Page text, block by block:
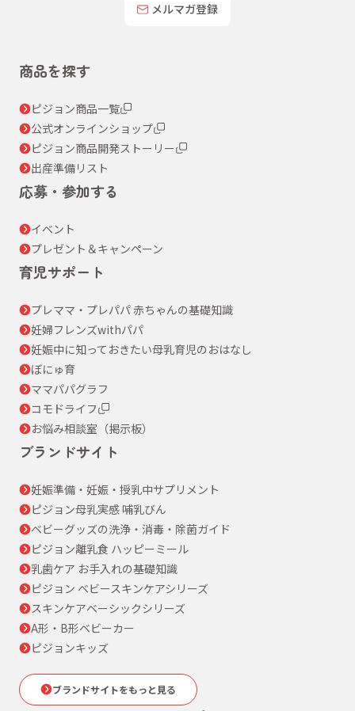
メルマガ登録
商品を探す
ピジョン商品一覧
公式オンラインショップ
ピジョン商品開発ストーリー
出産準備リスト
応募・参加する
イベント
プレゼント＆キャンペーン
育児サポート
プレママ・プレパパ 赤ちゃんの基礎知識
妊婦フレンズwithパパ
妊娠中に知っておきたい母乳育児のおはなし
ぼにゅ育
ママパパグラフ
コモドライフ
お悩み相談室（掲示板）
ブランドサイト
妊娠準備・妊娠・授乳中サプリメント
ピジョン母乳実感 哺乳びん
ベビーグッズの洗浄・消毒・除菌ガイド
ピジョン離乳食 ハッピーミール
乳歯ケア お手入れの基礎知識
ピジョン ベビースキンケアシリーズ
スキンケアベーシックシリーズ
A形・B形ベビーカー
ピジョンキッズ
ブランドサイトをもっと見る